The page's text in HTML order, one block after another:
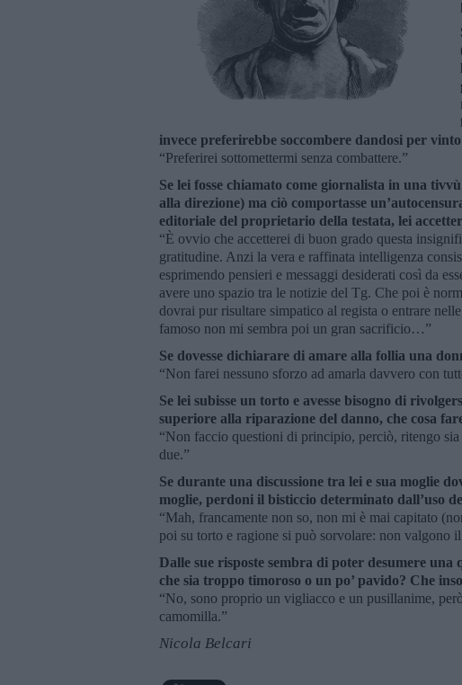
invece preferirebbe soccombere dandosi per
“Preferirei sottomettermi senza combattere.”
Se lei fosse chiamato come giornalista in una
alla direzione) ma ciò comportasse
editoriale del proprietario della testata, lei
“È ovvio che accetterei di buon grado questa
gratitudine. Anzi la vera e raffinata intelligenza
esprimendo pensieri e messaggi desiderati così da
avere uno spazio tra le notizie del Tg. Che poi è
dovrai pur risultare simpatico al regista o entrare
famoso non mi sembra poi un gran sacrificio…”
Se dovesse dichiarare di amare alla follia una
“Non farei nessuno sforzo ad amarla davvero con
Se lei subisse un torto e avesse bisogno di
superiore alla riparazione del danno, che cosa
“Non faccio questioni di principio, perciò, ritengo
due.”
Se durante una discussione tra lei e sua moglie
moglie, perdoni il bisticcio determinato dall’uso
“Mah, francamente non so, non mi è mai capitato
poi su torto e ragione si può sorvolare: non valgono
Dalle sue risposte sembra di poter desumere una
che sia troppo timoroso o un po’ pavido? Che
“No, sono proprio un vigliacco e un pusillanime,
camomilla.”
Nicola Belcari